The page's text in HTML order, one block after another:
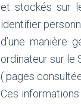
et stockés sur
identifier
d’une manière
ordinateur sur le
( pages
Ces